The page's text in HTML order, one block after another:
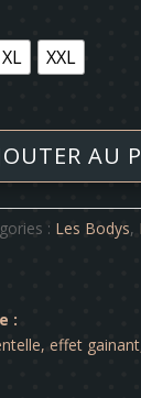
XL XXL
AU
: Les Bodys,
:
effet